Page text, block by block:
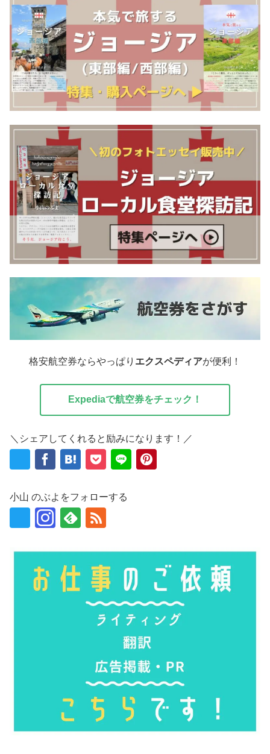
格安航空券ならやっぱり エクスペディアが便利！
Expediaで航空券をチェック！
＼シェアしてくれると励みになります！／
小山 のぶよをフォローする